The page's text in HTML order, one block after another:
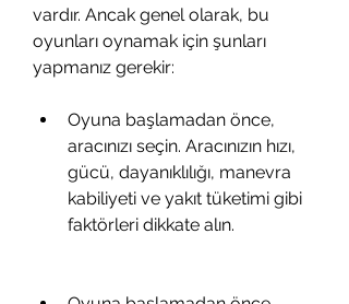
vardır. Ancak genel olarak, bu
oyunları oynamak için şunları
yapmanız gerekir:
Oyuna başlamadan önce,
aracınızı seçin. Aracınızın hızı,
gücü, dayanıklılığı, manevra
kabiliyeti ve yakıt tüketimi gibi
faktörleri dikkate alın.